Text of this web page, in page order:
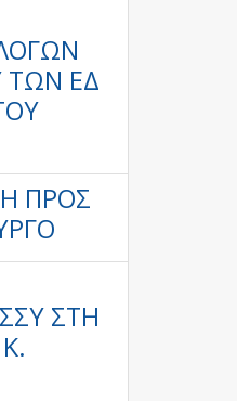
ΤΩΝ ΕΔ
ΠΡΟΣ
ΣΤΗ